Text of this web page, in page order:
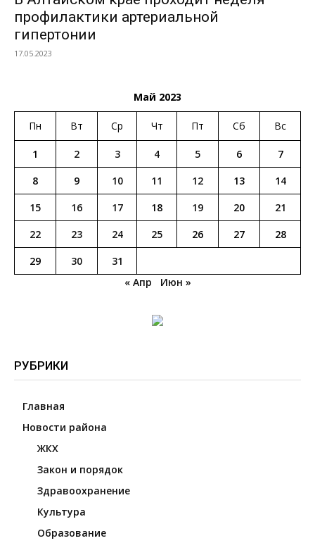
профилактики артериальной
гипертонии
17.05.2023
Май 2023
Пн Вт Ср Чт Пт Сб Вс
1 2 3 4 5 6
7
8
9 10 11 12 13
14
15
16 17 18 19 20
21
22
23 24 25 26 27
28
29
30
31
« Апр
Июн »
РУБРИКИ
Главная
Новости района
ЖКХ
Закон и порядок
Здравоохранение
Культура
Образование